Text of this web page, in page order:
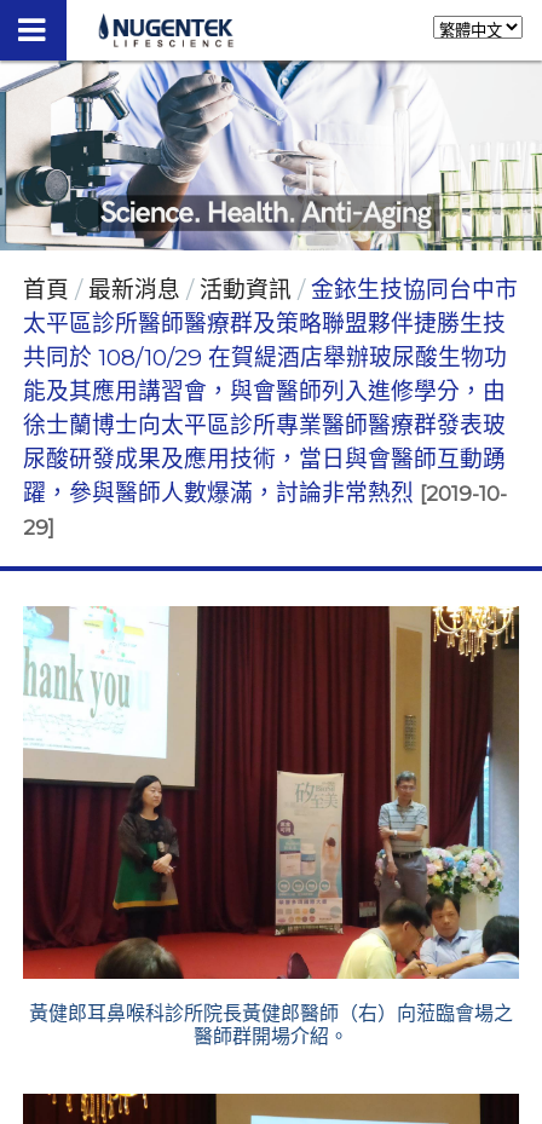
首頁 最新消息 活動資訊
金銥生技協同台中市
太平區診所醫師醫療群及策略聯盟夥伴捷勝生技
共同於 108/10/29 在賀緹酒店舉辦玻尿酸生物功
能及其應用講習會，與會醫師列入進修學分，由
徐士蘭博士向太平區診所專業醫師醫療群發表玻
尿酸研發成果及應用技術，當日與會醫師互動踴
躍，參與醫師人數爆滿，討論非常熱烈 [2019-10-
29]
黃健郎耳鼻喉科診所院長黃健郎醫師（右）向蒞臨會場之
醫師群開場介紹。